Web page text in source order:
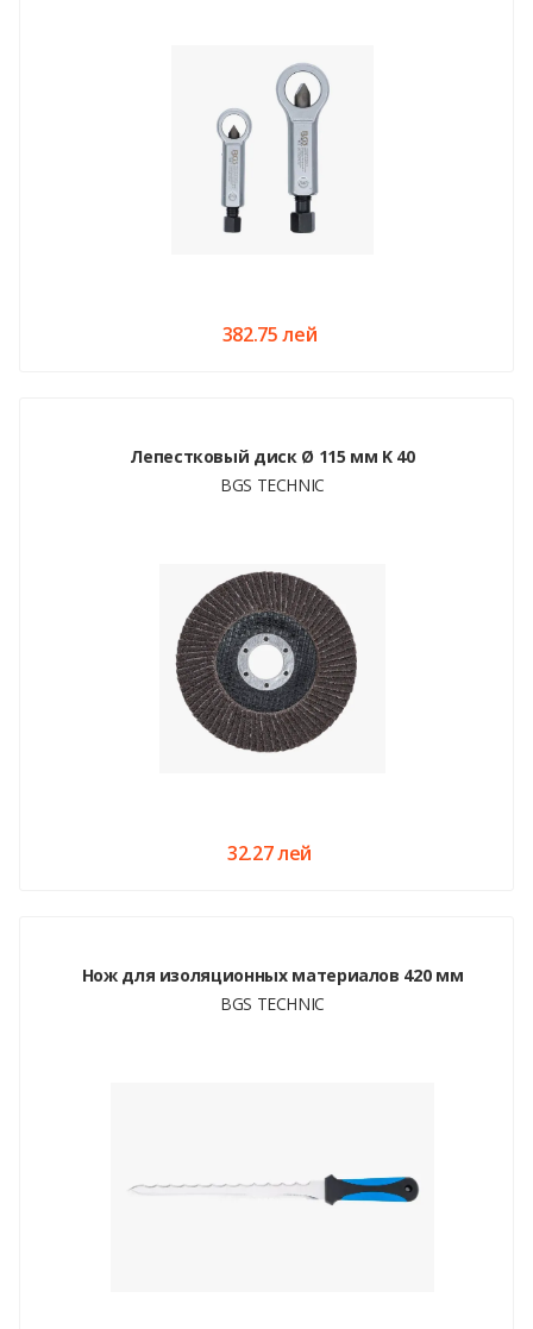
382.75 лей
Лепестковый диск Ø 115 мм K 40
BGS TECHNIC
32.27 лей
Нож для изоляционных материалов 420 мм
BGS TECHNIC